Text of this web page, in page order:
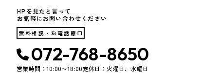
HPを見たと言って
お気軽にお問い合わせください
無料相談・お電話窓口
072-768-8650
営業時間：10:00〜18:00定休日：火曜日、水曜日